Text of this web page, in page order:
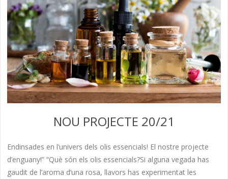
NOU PROJECTE 20/21
Endinsades en l’univers dels olis essencials! El nostre projecte
d’enguany!” “Què són els olis essencials?Si alguna vegada has
gaudit de l’aroma d’una rosa, llavors has experimentat les